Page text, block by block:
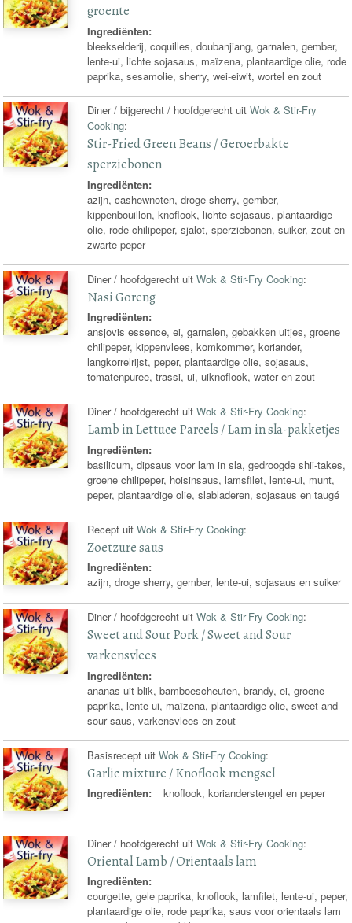
groente
Ingrediënten:
bleekselderij, coquilles, doubanjiang, garnalen, gember,
lente-ui, lichte sojasaus, maïzena, plantaardige olie, rode
paprika, sesamolie, sherry, wei-eiwit, wortel en zout
Diner / bijgerecht / hoofdgerecht uitWok & Stir-Fry
Cooking:
Stir-Fried Green Beans / Geroerbakte
sperziebonen
Ingrediënten:
azijn, cashewnoten, droge sherry, gember,
kippenbouillon, knoflook, lichte sojasaus, plantaardige
olie, rode chilipeper, sjalot, sperziebonen, suiker, zout en
zwarte peper
Diner / hoofdgerecht uitWok & Stir-Fry Cooking:
Nasi Goreng
Ingrediënten:
ansjovis essence, ei, garnalen, gebakken uitjes, groene
chilipeper, kippenvlees, komkommer, koriander,
langkorrelrijst, peper, plantaardige olie, sojasaus,
tomatenpuree, trassi, ui, uiknoflook, water en zout
Diner / hoofdgerecht uitWok & Stir-Fry Cooking:
Lamb in Lettuce Parcels / Lam in sla-pakketjes
Ingrediënten:
basilicum, dipsaus voor lam in sla, gedroogde shii-takes,
groene chilipeper, hoisinsaus, lamsfilet, lente-ui, munt,
peper, plantaardige olie, slabladeren, sojasaus en taugé
Recept uitWok & Stir-Fry Cooking:
Zoetzure saus
Ingrediënten:
azijn, droge sherry, gember, lente-ui, sojasaus en suiker
Diner / hoofdgerecht uitWok & Stir-Fry Cooking:
Sweet and Sour Pork / Sweet and Sour
varkensvlees
Ingrediënten:
ananas uit blik, bamboescheuten, brandy, ei, groene
paprika, lente-ui, maïzena, plantaardige olie, sweet and
sour saus, varkensvlees en zout
Basisrecept uitWok & Stir-Fry Cooking:
Garlic mixture / Knoflook mengsel
Ingrediënten: knoflook, korianderstengel en peper
Diner / hoofdgerecht uitWok & Stir-Fry Cooking:
Oriental Lamb / Orientaals lam
Ingrediënten:
courgette, gele paprika, knoflook, lamfilet, lente-ui, peper,
plantaardige olie, rode paprika, saus voor orientaals lam